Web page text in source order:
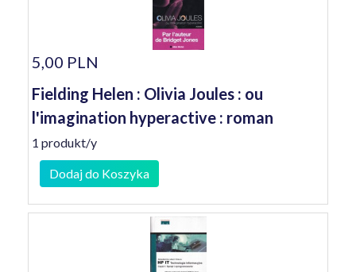
5,00 PLN
Fielding Helen : Olivia Joules : ou
l'imagination hyperactive : roman
1 produkt/y
Dodaj do Koszyka